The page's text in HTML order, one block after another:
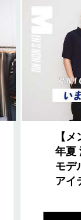
【
年夏
モデ
アイ